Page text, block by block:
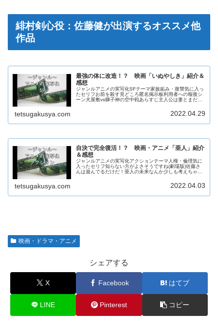
緋村剣心役：佐藤健が出演するオススメ他
作品
最強の体に改造！？ 映画「いぬやしき」紹介＆
感想
ジャンルアニメの実写化SFテーマ家族妬み・復讐気に入っ
たセリフお前を殺す見どころ匿名掲示板利用者への報復シ
ーン犬屋敷vs獅子神の空中戦あらすじ主人公は妻とまだ大
tetsugakusya.com 2022.04.29
自決で完全復活！？ 映画・アニメ「亜人」紹介
＆感想
ジャンルアニメの実写化アクションテーマ人権・倫理気に
入ったセリフ知らない方がよさそうですね(劇場版)佐藤さ
んは遊んでるだけだ！亜人の未来なんか少しも考えちゃい
tetsugakusya.com 2022.04.03
映画・ドラマ・アニメ
シェアする
X Facebook はてブ
LINE Pinterest コピー